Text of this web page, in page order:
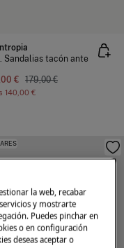
Sandalias tacón ante
€ 179,00 €
140,00 €
la web, recabar
y mostrarte
Puedes pinchar en
o en configuración
deseas aceptar o